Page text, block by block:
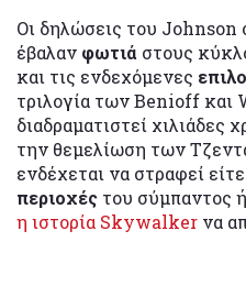
Οι δηλώσεις του
έβαλαν φωτιά στους
και τις ενδεχόμενες
τριλογία των Benioff και
διαδραματιστεί χιλιάδες
την θεμελίωση των
ενδέχεται να στραφεί
περιοχές του σύμπαντος
η ιστορία Skywalker να